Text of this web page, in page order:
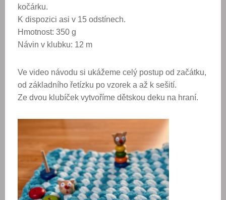
kočárku.
K dispozici asi v 15 odstínech.
Hmotnost: 350 g
Návin v klubku: 12 m
Ve video návodu si ukážeme celý postup od začátku,
od základního řetízku po vzorek a až k sešití.
Ze dvou klubíček vytvoříme dětskou deku na hraní.